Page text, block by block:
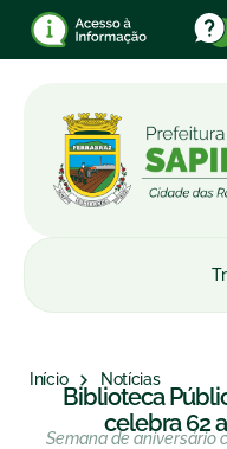
Início Notícias
Biblioteca
celebra 62
Semana de aniversário